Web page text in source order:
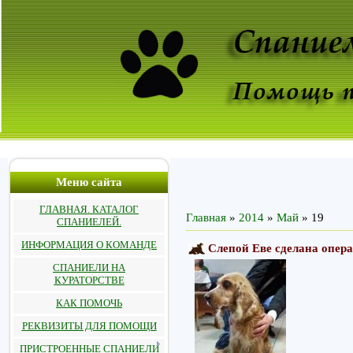
Меню сайта
ГЛАВНАЯ. КАТАЛОГ
СПАНИЕЛЕЙ.
ИНФОРМАЦИЯ О КОМАНДЕ
СПАНИЕЛИ НА
КУРАТОРСТВЕ
КАК ПОМОЧЬ
РЕКВИЗИТЫ ДЛЯ ПОМОЩИ
ПРИСТРОЕННЫЕ СПАНИЕЛИ
Главная » 2014 » Май » 19
Слепой Еве сделана